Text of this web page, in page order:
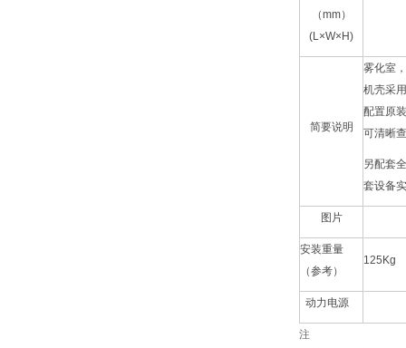
（mm）
(L×W×H)
简要说明
雾化室
机壳采
配置原
可清晰
另配套
套设备
图片
安装重量
（参考）
125Kg
动力电源
注